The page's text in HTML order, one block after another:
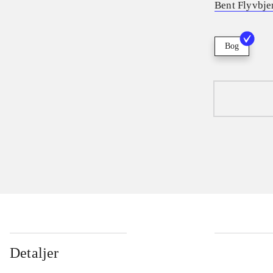
Bent
Bog
Detaljer